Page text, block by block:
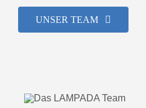
UNSER TEAM